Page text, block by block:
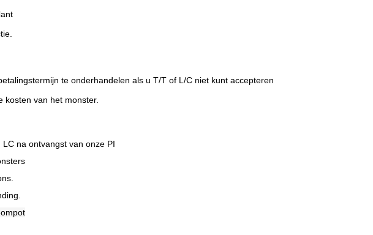
te onderhandelen als u T/T of L/C niet kunt accepteren
kosten van het monster.
na ontvangst van onze PI